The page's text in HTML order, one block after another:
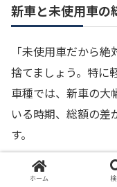
新車と未使用車の
「未使用車だから
捨てましょう。特に
車種では、新車の大
いる時期、総額の差
す。
新車の場合は、最
ホーム